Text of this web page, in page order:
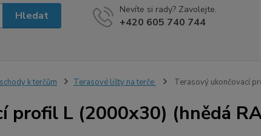
Hledat Nevíte si rady? Zavolejte.
+420 605 740 744
k terčům Terasové lišty na terče Terasový ukončovací
profil L (2000x30) (hnědá